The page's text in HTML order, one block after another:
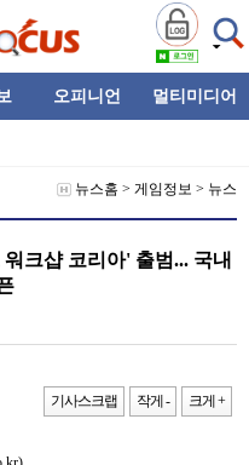
오피니언 멀티미디어
뉴스홈 > 게임정보 > 뉴스
크샵 코리아' 출범... 국내
기사스크랩 작게 - 크게 +